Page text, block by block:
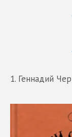
1. Геннадий